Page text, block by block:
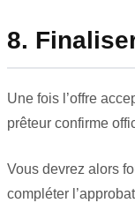
8.
Une fois l’offre
prêteur confirme
Vous devrez alors
compléter